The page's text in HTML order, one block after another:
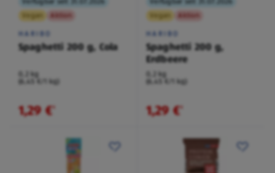
Vegan
Aktion
HARIBO
Spaghetti 200 g, Cola
0,2 kg
(6,45 €/1 kg)
1,29 €¹
Vegan
Aktion
HARIBO
Spaghetti 200 g,
Erdbeere
0,2 kg
(6,45 €/1 kg)
1,29 €¹